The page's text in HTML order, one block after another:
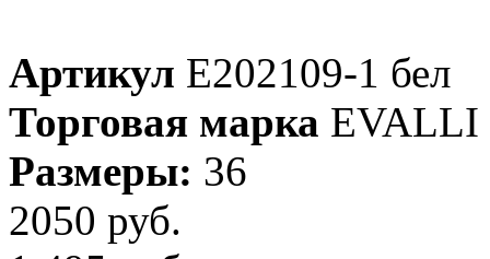
Артикул E202109-1 бел
Торговая марка EVALLI
Размеры: 36
2050 руб.